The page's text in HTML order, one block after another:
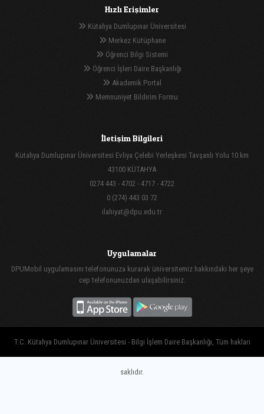
Hızlı Erişimler
Kütahya Dumlupınar Üniversitesi
Merkez Kütüphane
Öğrenci Bilgi Sistemi
Öğrenci İşleri Daire Başkanlığı
Akademik Portal
Memnuniyet Bildirim Formu
İletişim Bilgileri
Kütahya Dumlupınar Üniversitesi Evliya Çelebi Yerleşkesi Tavşanlı Yolu 10.km
43100 KÜTAHYA
0274 443 - 4702 - 4717 - 4722
0 (274) 443 03 72
ilahiyat@dpu.edu.tr
Uygulamalar
DPUMobil uygulamasını telefonunuza kurarak üniversitemiz hakkındaki her şeye
cep telefonunuzdan ulaşabilirsiniz.
T.C. Kütahya Dumlupınar Üniversitesi - Bilgi İşlem Daire Başkanlığı, Tüm hakları
saklıdır.